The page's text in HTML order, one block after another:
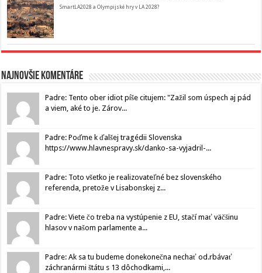
SmartLA2028 a Olympijské hry v LA 2028?
Najnovšie komentáre
Padre: Tento ober idiot píše citujem: "Zažil som úspech aj pád
a viem, aké to je. Zárov...
Padre: Poďme k ďalšej tragédii Slovenska
https://www.hlavnespravy.sk/danko-sa-vyjadril-...
Padre: Toto všetko je realizovateľné bez slovenského
referenda, pretože v Lisabonskej z...
Padre: Viete čo treba na vystúpenie z EU, stačí mať väčšinu
hlasov v našom parlamente a...
Padre: Ak sa tu budeme donekonečna nechať od.rbávať
záchranármi štátu s 13 dôchodkami,...